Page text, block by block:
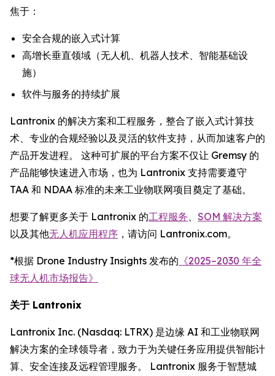
焦于：
安全合规的嵌入式计算
高增长垂直领域（无人机、机器人技术、智能基础设
施）
软件与服务的持续扩展
Lantronix 的解决方案和工程服务，整合了嵌入式计算技
术、专业的合规经验以及灵活的软件支持，从而加速客户的
产品开发进程。 这种可扩展的平台方案不仅让 Gremsy 的
产品能够快速进入市场，也为 Lantronix 支持需要遵守
TAA 和 NDAA 标准的未来工业物联网项目奠定了基础。
想要了解更多关于 Lantronix 的工程服务
SOM 解决方案
以及其他无人机应用程序 ，请访问 Lantronix.com。
*根据 Drone Industry Insights 发布的 《2025–2030 年全
球无人机市场报告》
关于 Lantronix
Lantronix Inc. (Nasdaq: LTRX) 是边缘 AI 和工业物联网
解决方案的全球领导者，致力于为关键任务应用提供智能计
算、安全连接及远程管理服务。 Lantronix 服务于智慧城